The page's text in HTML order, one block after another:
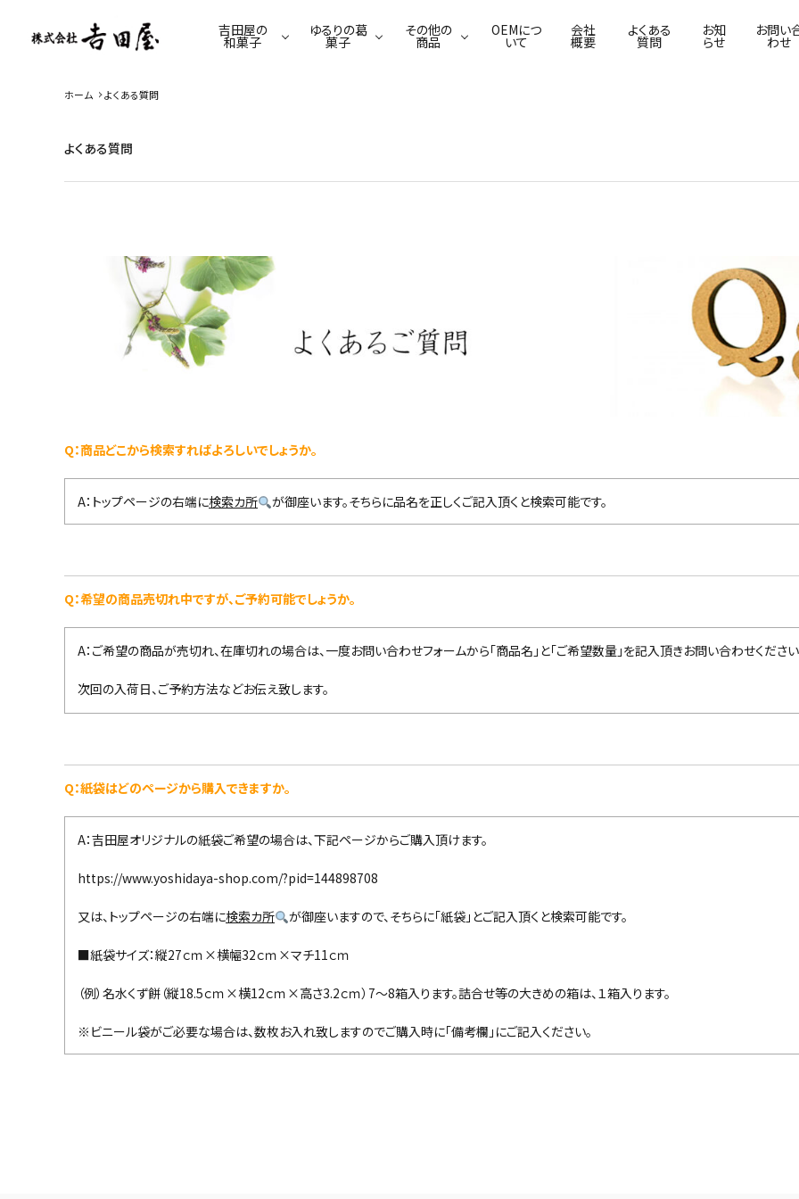
吉田屋の
和菓子
季節限定商品
ゆるりの葛
菓子
ゆるり限定商品
その他の
商品
羊羹
OEMにつ
いて
会社
概要
よくある
質問
お知
らせ
お問い
わせ
ホーム よくある質問
よくある質問
Q：商品どこから検索すればよろしいでしょうか。
A：トップページの右端に検索カ所 が御座います。そちらに品名を正しくご記入頂くと検索可能です。
Q：希望の商品売切れ中ですが、ご予約可能でしょうか。
A：ご希望の商品が売切れ、在庫切れの場合は、一度お問い合わせフォームから「商品名」と「ご希望数量」を記入頂きお問い合わせください
次回の入荷日、ご予約方法などお伝え致します。
Q：紙袋はどのページから購入できますか。
A：吉田屋オリジナルの紙袋ご希望の場合は、下記ページからご購入頂けます。
https://www.yoshidaya-shop.com/?pid=144898708
又は、トップページの右端に検索カ所 が御座いますので、そちらに「紙袋」とご記入頂くと検索可能です。
■紙袋サイズ：縦27ｃｍ×横幅32ｃｍ×マチ11ｃｍ
（例）名水くず餅（縦18.5ｃｍ×横12ｃｍ×高さ3.2ｃｍ）7～8箱入ります。詰合せ等の大きめの箱は、１箱入ります。
※ビニール袋がご必要な場合は、数枚お入れ致しますのでご購入時に「備考欄」にご記入ください。